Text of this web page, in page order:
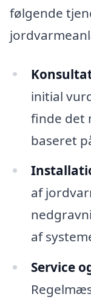
følgende
initial
finde det
baseret
af
af
Service